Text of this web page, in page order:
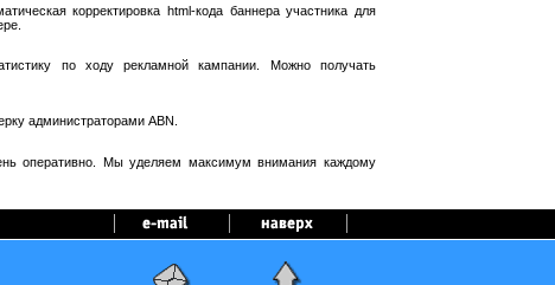
корректировка html-кода баннера участника для
по ходу рекламной кампании. Можно получать
администраторами ABN.
оперативно. Мы уделяем максимум внимания каждому